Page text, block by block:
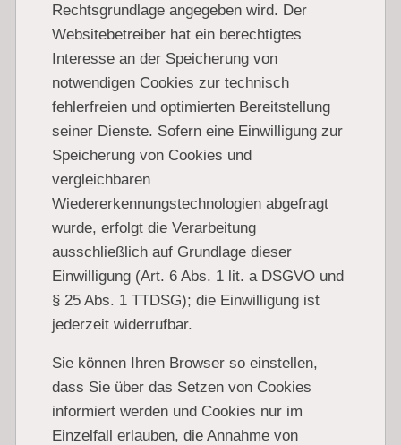
Rechtsgrundlage angegeben wird. Der
Websitebetreiber hat ein berechtigtes
Interesse an der Speicherung von
notwendigen Cookies zur technisch
fehlerfreien und optimierten Bereitstellung
seiner Dienste. Sofern eine Einwilligung zur
Speicherung von Cookies und
vergleichbaren
Wiedererkennungstechnologien abgefragt
wurde, erfolgt die Verarbeitung
ausschließlich auf Grundlage dieser
Einwilligung (Art. 6 Abs. 1 lit. a DSGVO und
§ 25 Abs. 1 TTDSG); die Einwilligung ist
jederzeit widerrufbar.
Sie können Ihren Browser so einstellen,
dass Sie über das Setzen von Cookies
informiert werden und Cookies nur im
Einzelfall erlauben, die Annahme von